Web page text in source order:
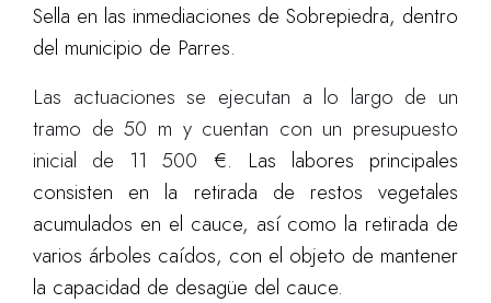
Sella en las inmediaciones de Sobrepiedra, dentro
del municipio de Parres.
Las actuaciones se ejecutan a lo largo de un
tramo de 50 m y cuentan con un presupuesto
inicial de 11 500 €. Las labores principales
consisten en la retirada de restos vegetales
acumulados en el cauce, así como la retirada de
varios árboles caídos, con el objeto de mantener
la capacidad de desagüe del cauce.